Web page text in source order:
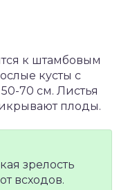
к штамбовым
кусты с
70 см. Листья
плоды.
зрелость
всходов.